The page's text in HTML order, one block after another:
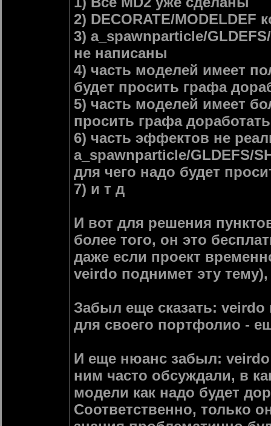
2) DECORATE/MODELDEF
3) a_spawnparticle/
не написаны
4) часть моделей имеет
будет просить графа
5) часть моделей имеет
просить графа
6) часть эффектов не
a_spawnparticle/GLDEFS/
для чего надо будет
7) и т д
И вот для решения
более того, он это
даже если проект
veirdo поднимет эту
Забыл еще сказать:
для своего портфолио -
И еще нюанс забыл:
ним часто обсуждали, в
модели как надо будет
Соответственно, только